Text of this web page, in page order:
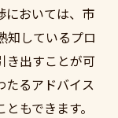
においては、市
知しているプロ
き出すことが可
たるアドバイス
もできます。